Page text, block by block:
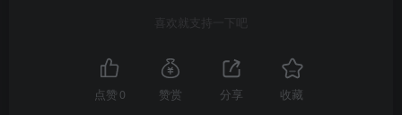
喜欢就支持一下吧
点赞 0 赞赏 分享 收藏